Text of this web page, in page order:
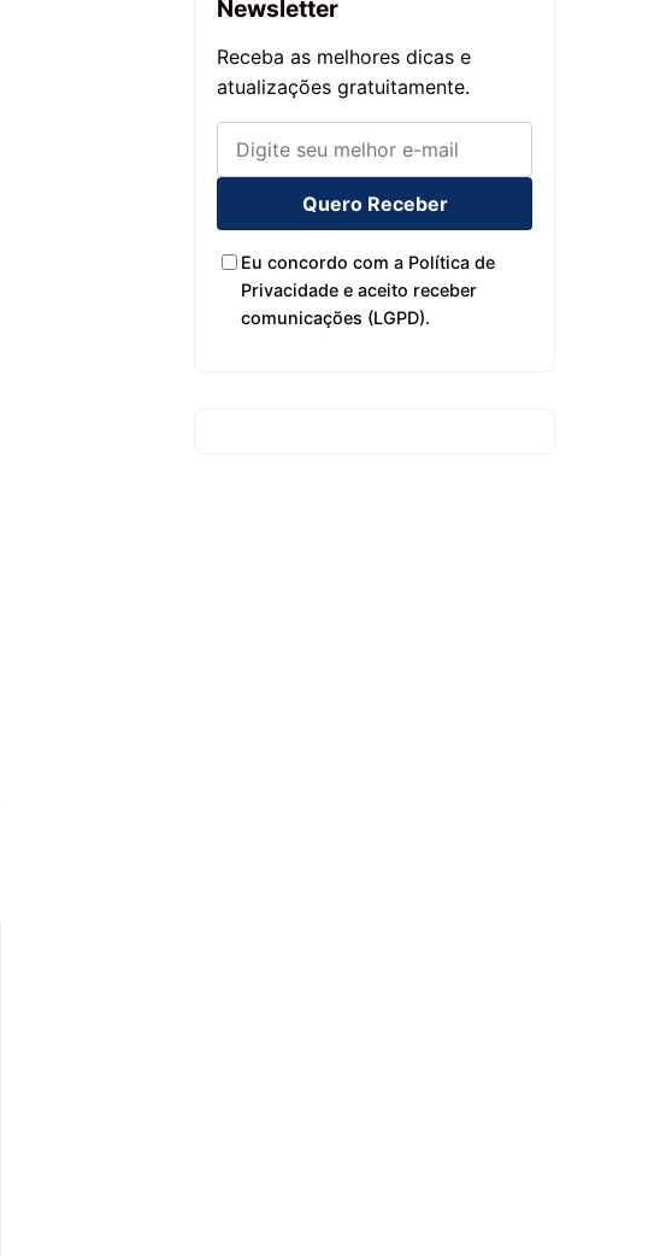
Newsletter
Receba as melhores dicas e
atualizações gratuitamente.
Quero Receber
Eu concordo com a Política de
Privacidade e aceito receber
comunicações (LGPD).